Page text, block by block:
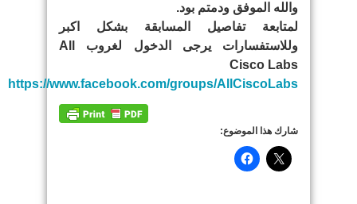
والله الموفق ودمتم بود.
لمتابعة تفاصيل المسابقة بشكل اكبر
وللاستفسارات يرجى الدخول لغروب All
Cisco Labs
https://www.facebook.com/groups/AllCiscoLabs
شارك هذا الموضوع: